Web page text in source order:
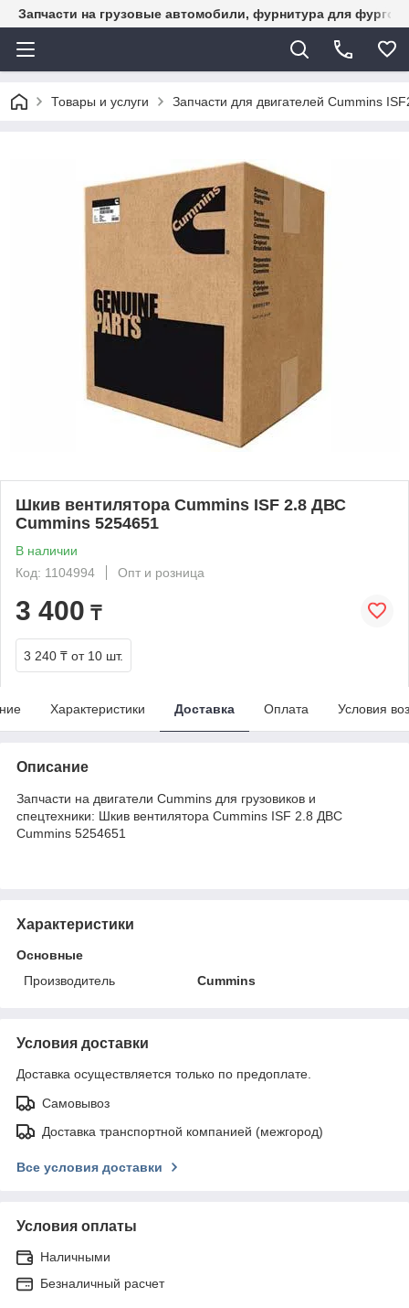
Запчасти на грузовые автомобили, фурнитура для
Товары и услуги Запчасти для двигателей Cummins
Шкив вентилятора Cummins ISF 2.8 ДВС
Cummins 5254651
В наличии
Код: 1104994
Опт и розница
3 400 ₸
3 240 ₸ от 10 шт.
Характеристики Доставка Оплата Условия
Описание
Запчасти на двигатели Cummins для грузовиков и
спецтехники: Шкив вентилятора Cummins ISF 2.8 ДВС
Cummins 5254651
Характеристики
Основные
Производитель
Cummins
Условия доставки
Доставка осуществляется только по предоплате.
Самовывоз
Доставка транспортной компанией (межгород)
Все условия доставки
Условия оплаты
Наличными
Безналичный расчет